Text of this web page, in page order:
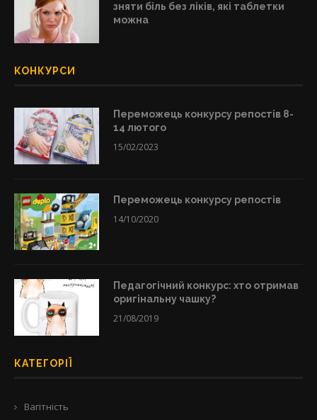
зняти біль без ліків, які таблетки
можна
КОНКУРСИ
Переможець конкурсу репостів 8-
14 лютого
15/02/2023
Переможець конкурсу репостів
14/10/2020
Педагогічний конкурс: хто отримав
оригінальну чашку?
21/08/2019
КАТЕГОРІЇ
Вагітність